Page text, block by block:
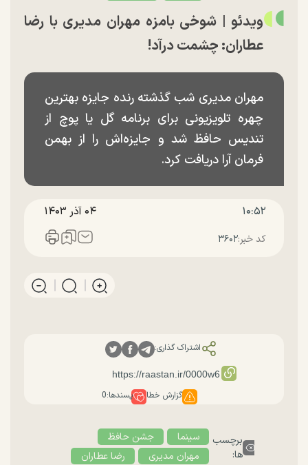
ویدئو | شوخی بامزه مهران مدیری با رضا
عطاران: چشمت درآد!
مهران مدیری شب گذشته رنده جایزه بهترین
چهره تلویزیونی برای برنامه گل یا پوچ از
تندیس حافظ شد و جایزه‌اش را از بهمن
فرمان آرا دریافت کرد.
۱۰:۵۲ ۰۴ آذر ۱۴۰۳
کد خبر:۳۶۰۲
اشتراک گذاری:
گزارش خطا پسندها:0
برچسب
ها:
سینما
جشن حافظ
مهران مدیری
رضا عطاران